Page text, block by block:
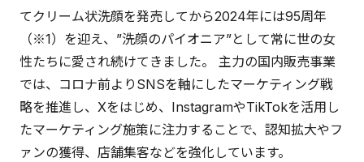
てクリーム状洗顔を発売してから2024年には95周年
（※1）を迎え、”洗顔のパイオニア”として常に世の女
性たちに愛され続けてきました。 主力の国内販売事業
では、コロナ前よりSNSを軸にしたマーケティング戦
略を推進し、Xをはじめ、InstagramやTikTokを活用し
たマーケティング施策に注力することで、認知拡大やフ
ァンの獲得、店舗集客などを強化しています。